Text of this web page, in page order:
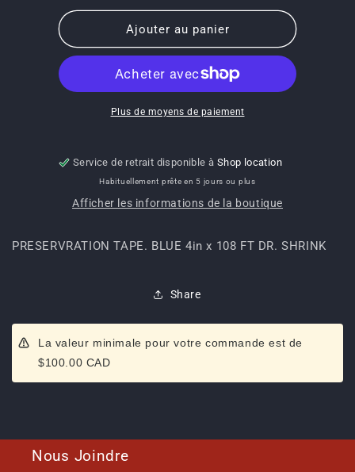
quantité
de
9960-
PRESERVRATION
TAPE.
BLUE
108
FT
DR.
SHRINK
quantité
de
9960-
PRESERVRATION
TAPE.
BLUE
108
FT
DR.
SHRINK
Ajouter au panier
Plus de moyens de paiement
Service de retrait disponible à Shop location
Habituellement prête en 5 jours ou plus
Afficher les informations de la boutique
PRESERVRATION TAPE. BLUE 4in x 108 FT DR. SHRINK
Share
La valeur minimale pour votre commande est de
$100.00 CAD
Nous Joindre